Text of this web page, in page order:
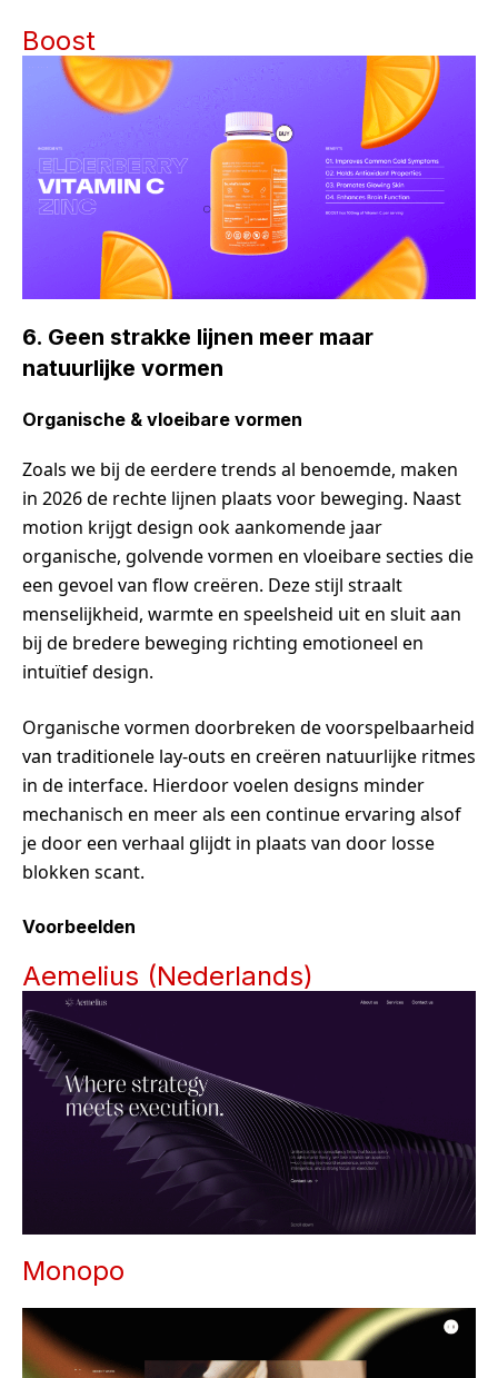
Boost
6. Geen strakke lijnen meer maar
natuurlijke vormen
Organische & vloeibare vormen
Zoals we bij de eerdere trends al benoemde, maken
in 2026 de rechte lijnen plaats voor beweging. Naast
motion krijgt design ook aankomende jaar
organische, golvende vormen en vloeibare secties die
een gevoel van flow creëren. Deze stijl straalt
menselijkheid, warmte en speelsheid uit en sluit aan
bij de bredere beweging richting emotioneel en
intuïtief design.
Organische vormen doorbreken de voorspelbaarheid
van traditionele lay-outs en creëren natuurlijke ritmes
in de interface. Hierdoor voelen designs minder
mechanisch en meer als een continue ervaring alsof
je door een verhaal glijdt in plaats van door losse
blokken scant.
Voorbeelden
Aemelius (Nederlands)
Monopo